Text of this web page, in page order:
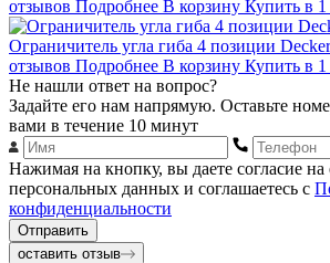
отзывов Подробнее В корзину Купить в
Ограничитель угла гиба 4 позиции
отзывов Подробнее В корзину Купить в
Не нашли ответ на вопрос?
Задайте его нам напрямую. Оставьте
вами в течение 10 минут
Нажимая на кнопку, вы даете согласие на
персональных данных и соглашаетесь с
конфиденциальности
Отправить
оставить отзыв